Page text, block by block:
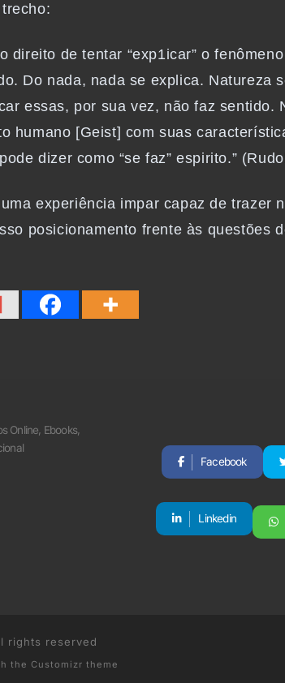
direito de tentar “exp1icar” o
Do nada, nada se explica.
essas, por sua vez, não faz
humano [Geist] com suas
dizer como “se faz” espirito.”
experiência impar capaz de
posicionamento frente às questões
Facebook
Linkedin
rights reserved
the Customizr theme